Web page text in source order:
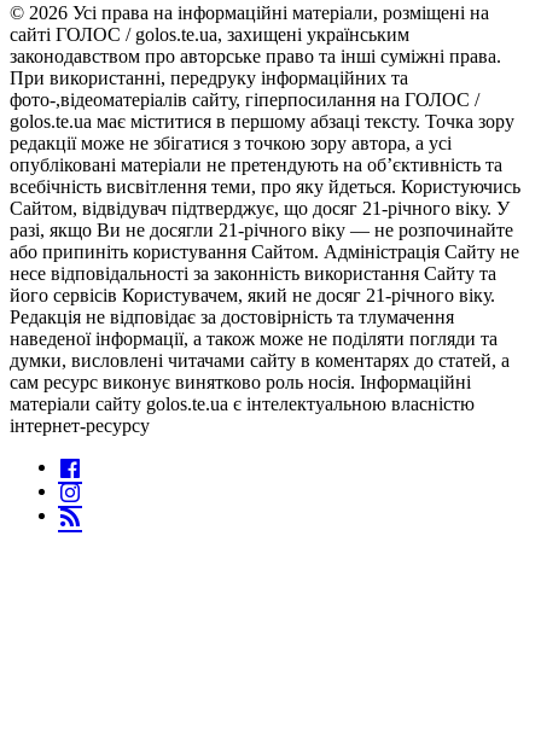
© 2026 Усі права на інформаційні матеріали, розміщені на
сайті ГОЛОС / golos.te.ua, захищені українським
законодавством про авторське право та інші суміжні права.
При використанні, передруку інформаційних та
фото-,відеоматеріалів сайту, гіперпосилання на ГОЛОС /
golos.te.ua має міститися в першому абзаці тексту. Точка зору
редакції може не збігатися з точкою зору автора, а усі
опубліковані матеріали не претендують на об’єктивність та
всебічність висвітлення теми, про яку йдеться. Користуючись
Сайтом, відвідувач підтверджує, що досяг 21-річного віку. У
разі, якщо Ви не досягли 21-річного віку — не розпочинайте
або припиніть користування Сайтом. Адміністрація Сайту не
несе відповідальності за законність використання Сайту та
його сервісів Користувачем, який не досяг 21-річного віку.
Редакція не відповідає за достовірність та тлумачення
наведеної інформації, а також може не поділяти погляди та
думки, висловлені читачами сайту в коментарях до статей, а
сам ресурс виконує винятково роль носія. Інформаційні
матеріали сайту golos.te.ua є інтелектуальною власністю
інтернет-ресурсу